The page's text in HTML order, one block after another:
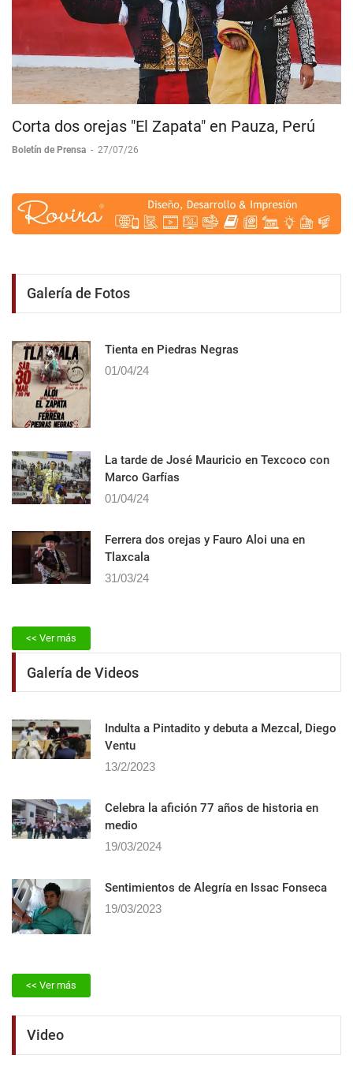
Corta dos orejas "El Zapata" en Pauza, Perú
Boletín de Prensa - 27/07/26
Galería de Fotos
Tienta en Piedras Negras
01/04/24
La tarde de José Mauricio en Texcoco con
Marco Garfías
01/04/24
Ferrera dos orejas y Fauro Aloi una en
Tlaxcala
31/03/24
<< Ver más
Galería de Videos
Indulta a Pintadito y debuta a Mezcal, Diego
Ventu
13/2/2023
Celebra la afición 77 años de historia en
medio
19/03/2024
Sentimientos de Alegrí­a en Issac Fonseca
19/03/2023
<< Ver más
Video